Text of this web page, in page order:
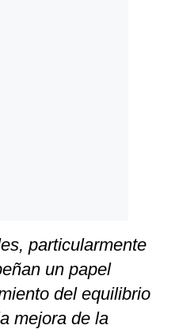
particularmente
un papel
del equilibrio
mejora de la